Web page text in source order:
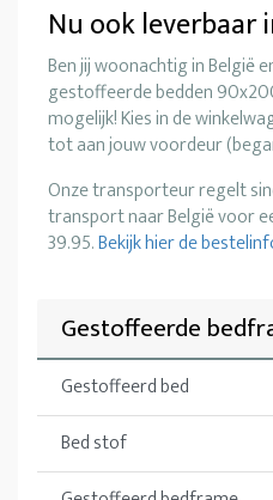
Nu ook leverbaar
Ben jij woonachtig in België
gestoffeerde bedden
mogelijk! Kies in de
tot aan jouw voordeur
Onze transporteur regelt
transport naar België voor
39.95.Bekijk hier de
Gestoffeerde
Gestoffeerd bed
Bed stof